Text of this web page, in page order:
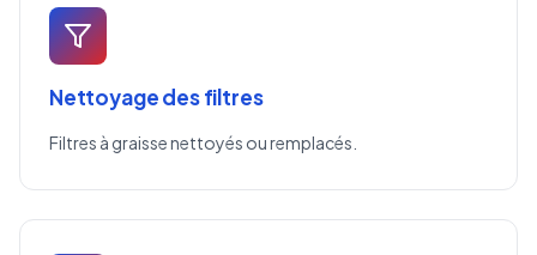
Nettoyage des filtres
Filtres à graisse nettoyés ou remplacés.